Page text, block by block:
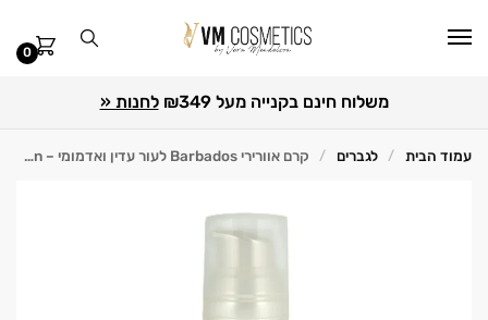
0
משלוח חינם בקנייה מעל ₪349 לחנות «
עמוד הבית / לגברים / קרם אוורירי Barbados לעור עדין ואדמומי – Anna Lotan אנה לוטן 75 מ"ל